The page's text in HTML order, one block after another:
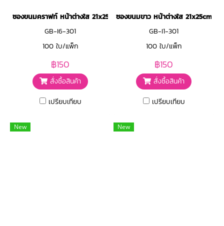
ซองขนมคราฟท์ หน้าต่างใส 21x25cm
GB-I6-301
100 ใบ/แพ็ก
฿150
สั่งซื้อสินค้า
เปรียบเทียบ
ซองขนมขาว หน้าต่างใส 21x25cm
GB-I1-301
100 ใบ/แพ็ก
฿150
สั่งซื้อสินค้า
เปรียบเทียบ
New New